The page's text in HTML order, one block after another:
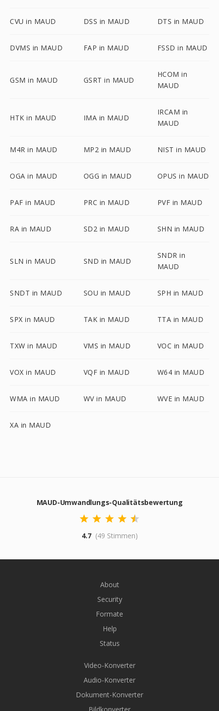
CVU in MAUD DSS in MAUD DTS in MAUD
DVMS in MAUD FAP in MAUD FSSD in MAUD
GSM in MAUD GSRT in MAUD
HCOM in
MAUD
HTK in MAUD IMA in MAUD
IRCAM in
MAUD
M4R in MAUD MP2 in MAUD NIST in MAUD
OGA in MAUD OGG in MAUD OPUS in MAUD
PAF in MAUD PRC in MAUD PVF in MAUD
RA in MAUD SD2 in MAUD SHN in MAUD
SLN in MAUD SND in MAUD
SNDR in
MAUD
SNDT in MAUD SOU in MAUD SPH in MAUD
SPX in MAUD TAK in MAUD TTA in MAUD
TXW in MAUD VMS in MAUD VOC in MAUD
VOX in MAUD VQF in MAUD W64 in MAUD
WMA in MAUD WV in MAUD WVE in MAUD
XA in MAUD
MAUD-Umwandlungs-Qualitätsbewertung
4.7 (49 Stimmen)
About
Security
Formate
Help
Status
Video-Konverter
Audio-Konverter
Dokument-Konverter